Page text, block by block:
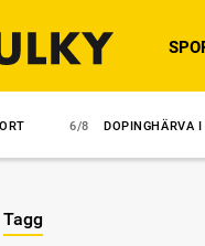
6/8 DOPINGHÄRVA I FINLAND?
Tagg